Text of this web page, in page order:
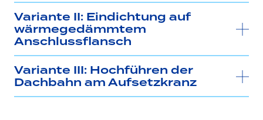
Variante II: Eindichtung auf
wärmegedämmtem
Anschlussflansch
Variante III: Hochführen der
Dachbahn am Aufsetzkranz